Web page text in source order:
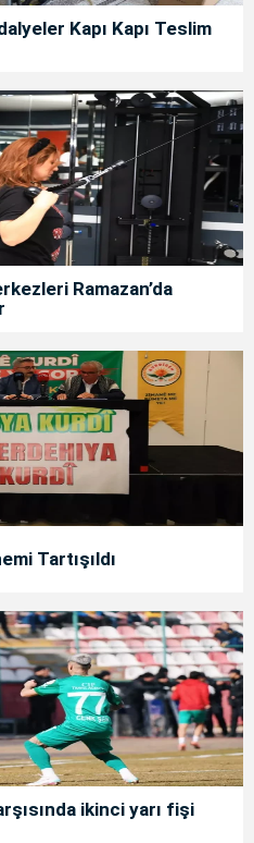
Kapı Kapı Teslim
Ramazan’da
Tartışıldı
ikinci yarı fişi